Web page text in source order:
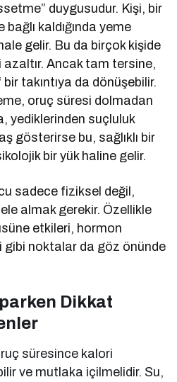
duygusudur. Kişi, bir
kaldığında yeme
gelir. Bu da birçok kişide
Ancak tam tersine,
takıntıya da dönüşebilir.
oruç süresi dolmadan
yediklerinden suçluluk
gösterirse bu, sağlıklı bir
bir yük haline gelir.
sadece fiziksel değil,
almak gerekir. Özellikle
etkileri, hormon
gibi noktalar da göz önünde
Dikkat
süresince kalori
ve mutlaka içilmelidir. Su,